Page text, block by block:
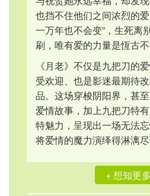
也挡不住他们之间浓烈的爱
一万年也不会变”，生死离
刷，唯有爱的力量是恆古不
《月老》不仅是九把刀的
受欢迎、也是影迷最期待
品。这场穿梭阴阳界，甚
爱情故事，加上九把刀特
特魅力，呈现出一场无法
将爱情的魔力演绎得淋漓尽
+ 想知更多